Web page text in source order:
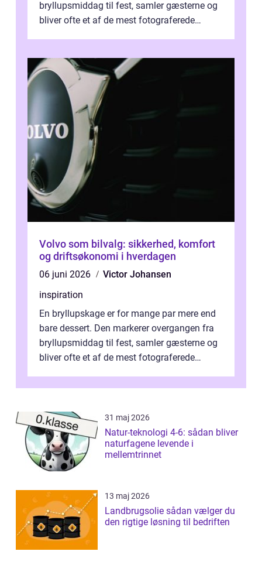
bryllupsmiddag til fest, samler gæsterne og
bliver ofte et af de mest fotograferede
Volvo som bilvalg: sikkerhed, komfort
og driftsøkonomi i hverdagen
06 juni 2026
Victor Johansen
inspiration
En bryllupskage er for mange par mere end
bare dessert. Den markerer overgangen fra
bryllupsmiddag til fest, samler gæsterne og
bliver ofte et af de mest fotograferede
31 maj 2026
Natur-teknologi 4-6: sådan bliver
naturfagene levende i
mellemtrinnet
13 maj 2026
Landbrugsolie sådan vælger du
den rigtige løsning til bedriften